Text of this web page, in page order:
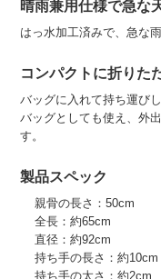
晴雨兼用仕様で急な
はっ水加工済みで、急な
コンパクトに折りた
バッグに入れて持ち運び
バッグとしても使え、外
す。
製品スペック
親骨の長さ：50cm
全長：約65cm
直径：約92cm
持ち手の長さ：約10cm
持ち手の太さ：約2cm